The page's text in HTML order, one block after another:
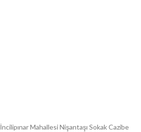
İncilipınar Mahallesi Nişantaşı Sokak Cazibe